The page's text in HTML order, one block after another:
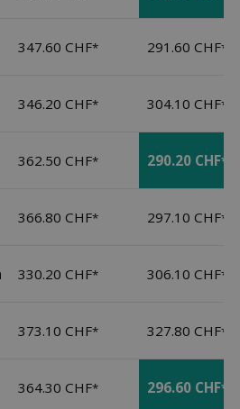
347.60 CHF* 291.60 CHF*
346.20 CHF* 304.10 CHF*
362.50 CHF* 290.20 CHF*
366.80 CHF* 297.10 CHF*
330.20 CHF* 306.10 CHF*
373.10 CHF* 327.80 CHF*
364.30 CHF* 296.60 CHF*